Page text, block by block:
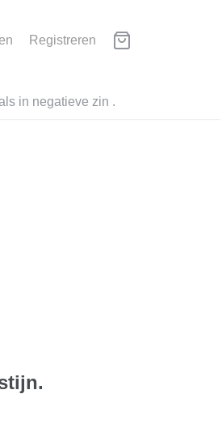
Registreren
in negatieve zin .